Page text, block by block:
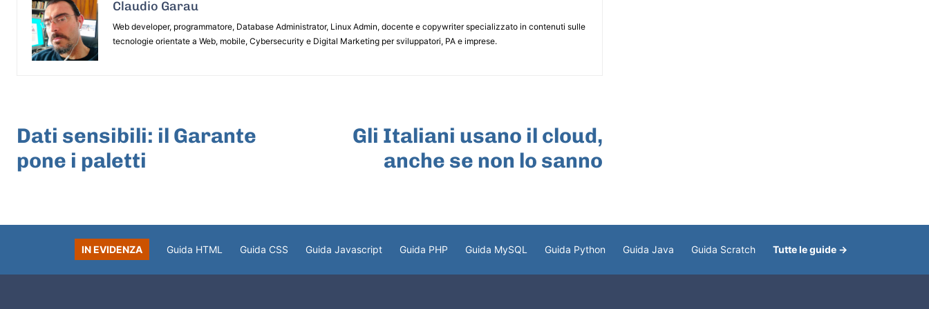
Claudio Garau
Web developer, programmatore, Database Administrator, Linux Admin, docente e copywriter specializzato in contenuti sulle
tecnologie orientate a Web, mobile, Cybersecurity e Digital Marketing per sviluppatori, PA e imprese.
Dati sensibili: il Garante
pone i paletti
Gli Italiani usano il cloud,
anche se non lo sanno
IN EVIDENZA Guida HTML Guida CSS Guida Javascript Guida PHP Guida MySQL Guida Python Guida Java Guida Scratch Tutte le guide →